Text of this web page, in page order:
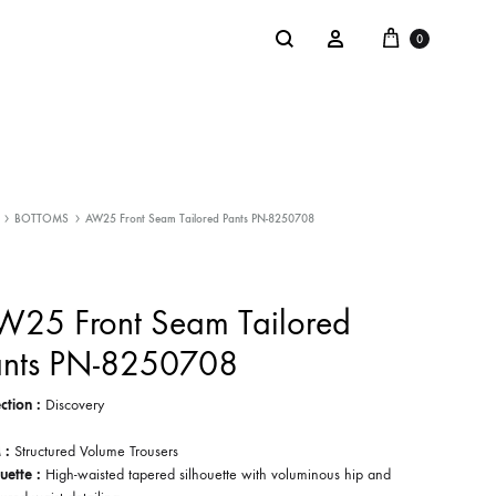
Search Sign in Cart
0
: Shaka Flagship Store
BOTTOMS AW25 Front Seam Tailored Pants PN-8250708
Front Seam Tailored
PN-8250708
: Discovery
: Structured Volume Trousers
: High-waisted tapered silhouette with voluminous hip and